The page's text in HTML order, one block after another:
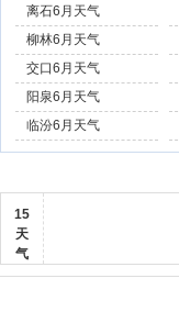
离石6月天气
柳林6月天气
交口6月天气
阳泉6月天气
临汾6月天气
15
天
气